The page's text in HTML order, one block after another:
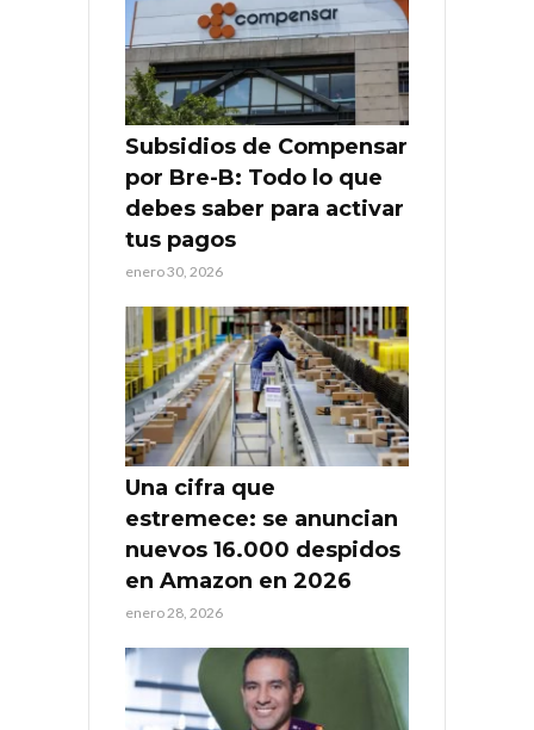
Subsidios de Compensar
por Bre-B: Todo lo que
debes saber para activar
tus pagos
enero 30, 2026
Una cifra que
estremece: se anuncian
nuevos 16.000 despidos
en Amazon en 2026
enero 28, 2026